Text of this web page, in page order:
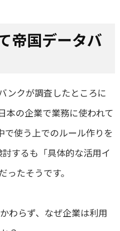
帝国データバ
ンクが調査したところに
本の企業で業務に使われて
で使う上でのルール作りを
討するも「具体的な活用イ
ったそうです。
わらず、なぜ企業は利用